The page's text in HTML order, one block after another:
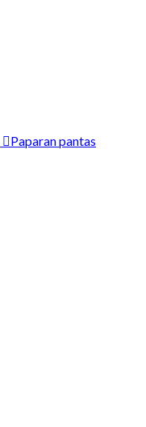
Paparan pantas